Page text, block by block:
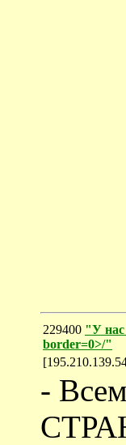
229400 "У нас
border=0>/"
-